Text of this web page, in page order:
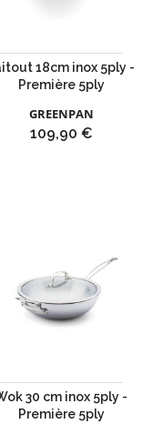
18cm inox 5ply -
Première 5ply
GREENPAN
Prix
109,90 €
30 cm inox 5ply -
Première 5ply